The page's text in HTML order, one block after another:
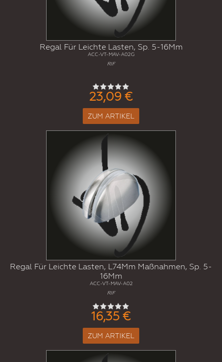
Regal Für Leichte Lasten, Sp. 5-16Mm
ACC-VT-MAV-A02G
RIF
23,09 €
ZUM ARTIKEL
Regal Für Leichte Lasten, L74Mm Maßnahmen, Sp. 5-
16Mm
ACC-VT-MAV-A02
RIF
16,35 €
ZUM ARTIKEL